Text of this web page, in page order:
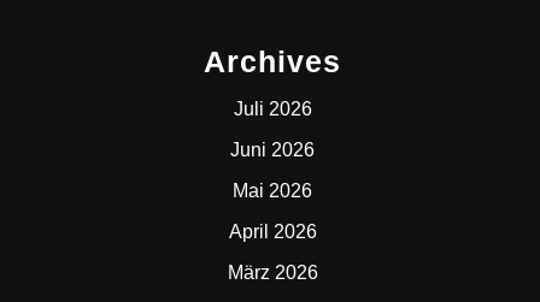
Archives
Juli 2026
Juni 2026
Mai 2026
April 2026
März 2026